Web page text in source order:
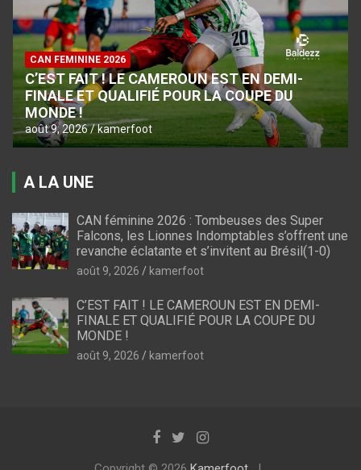
CAN FEMININE 2026
C’EST FAIT ! LE CAMEROUN EST EN DEMI-
FINALE ET QUALIFIÉ POUR LA COUPE DU
MONDE !
août 9, 2026 kamerfoot
A LA UNE
CAN féminine 2026 : Tombeuses des Super
Falcons, les Lionnes Indomptables s’offrent une
revanche éclatante et s’invitent au Brésil(1-0)
août 9, 2026 kamerfoot
C’EST FAIT ! LE CAMEROUN EST EN DEMI-
FINALE ET QUALIFIÉ POUR LA COUPE DU
MONDE !
août 9, 2026 kamerfoot